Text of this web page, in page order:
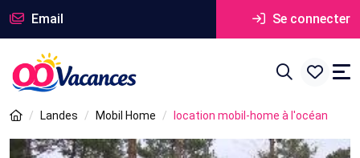
Email Se connecter
Landes Mobil Home location mobil-home à l'océan